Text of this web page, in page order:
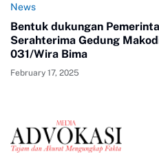
News
Bentuk dukungan
Serahterima Gedung
031/Wira Bima
February 17, 2025